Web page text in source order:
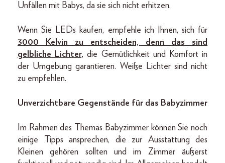
Unfällen mit Babys, da sie sich nicht erhitzen.
Wenn Sie LEDs kaufen, empfehle ich Ihnen, sich für
3000 Kelvin zu entscheiden, denn das sind
gelbliche Lichter, die Gemütlichkeit und Komfort in
der Umgebung garantieren. Weiße Lichter sind nicht
zu empfehlen.
Unverzichtbare Gegenstände für das Babyzimmer
Im Rahmen des Themas Babyzimmer können Sie noch
einige Tipps ansprechen, die zur Ausstattung des
Kleinen gehören sollten und im Zimmer äußerst